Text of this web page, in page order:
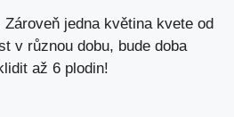
jedna květina kvete od
v různou dobu, bude doba
až 6 plodin!